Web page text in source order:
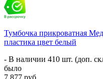
Тумбочка прикроватная
пластика цвет белый
- В наличии 410 шт. (доп.
было
7 877 руб